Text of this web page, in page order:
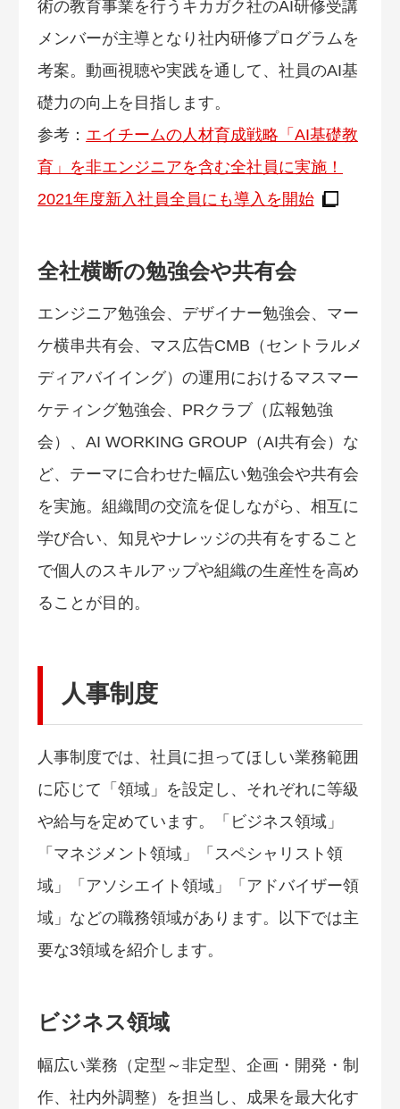
術の教育事業を行うキカガク社のAI研修受講
メンバーが主導となり社内研修プログラムを
考案。動画視聴や実践を通して、社員のAI基
礎力の向上を目指します。
参考： エイチームの人材育成戦略「AI基礎教
育」を非エンジニアを含む全社員に実施！
2021年度新入社員全員にも導入を開始
全社横断の勉強会や共有会
エンジニア勉強会、デザイナー勉強会、マー
ケ横串共有会、マス広告CMB（セントラルメ
ディアバイイング）の運用におけるマスマー
ケティング勉強会、PRクラブ（広報勉強
会）、AI WORKING GROUP（AI共有会）な
ど、テーマに合わせた幅広い勉強会や共有会
を実施。組織間の交流を促しながら、相互に
学び合い、知見やナレッジの共有をすること
で個人のスキルアップや組織の生産性を高め
ることが目的。
人事制度
人事制度では、社員に担ってほしい業務範囲
に応じて「領域」を設定し、それぞれに等級
や給与を定めています。「ビジネス領域」
「マネジメント領域」「スペシャリスト領
域」「アソシエイト領域」「アドバイザー領
域」などの職務領域があります。以下では主
要な3領域を紹介します。
ビジネス領域
幅広い業務（定型～非定型、企画・開発・制
作、社内外調整）を担当し、成果を最大化す